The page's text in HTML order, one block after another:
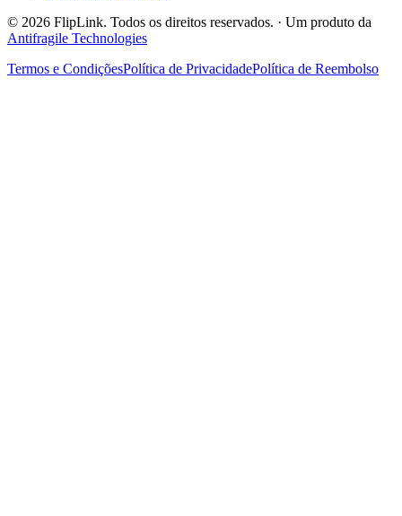
© 2026 FlipLink. Todos os direitos reservados. · Um produto da
Antifragile Technologies
Termos e CondiçõesPolítica de PrivacidadePolítica de Reembolso